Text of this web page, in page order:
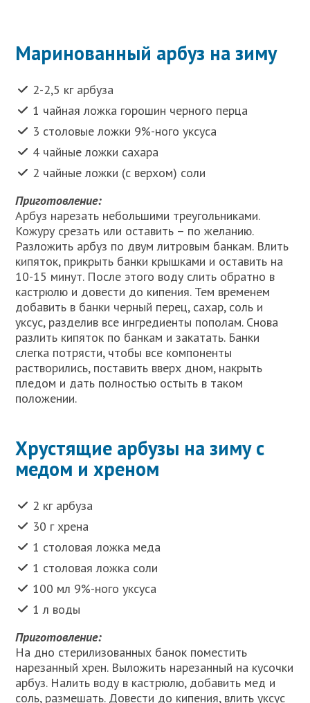
Маринованный арбуз на зиму
2-2,5 кг арбуза
1 чайная ложка горошин черного перца
3 столовые ложки 9%-ного уксуса
4 чайные ложки сахара
2 чайные ложки (с верхом) соли
Приготовление:
Арбуз нарезать небольшими треугольниками.
Кожуру срезать или оставить – по желанию.
Разложить арбуз по двум литровым банкам. Влить
кипяток, прикрыть банки крышками и оставить на
10-15 минут. После этого воду слить обратно в
кастрюлю и довести до кипения. Тем временем
добавить в банки черный перец, сахар, соль и
уксус, разделив все ингредиенты пополам. Снова
разлить кипяток по банкам и закатать. Банки
слегка потрясти, чтобы все компоненты
растворились, поставить вверх дном, накрыть
пледом и дать полностью остыть в таком
положении.
Хрустящие арбузы на зиму с
медом и хреном
2 кг арбуза
30 г хрена
1 столовая ложка меда
1 столовая ложка соли
100 мл 9%-ного уксуса
1 л воды
Приготовление:
На дно стерилизованных банок поместить
нарезанный хрен. Выложить нарезанный на кусочки
арбуз. Налить воду в кастрюлю, добавить мед и
соль, размешать. Довести до кипения, влить уксус